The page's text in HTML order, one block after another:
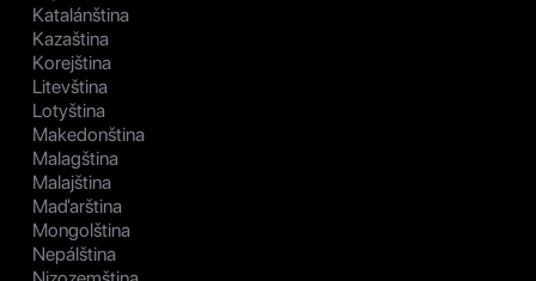
Katalánština
Kazaština
Korejština
Litevština
Lotyština
Makedonština
Malagština
Malajština
Maďarština
Mongolština
Nepálština